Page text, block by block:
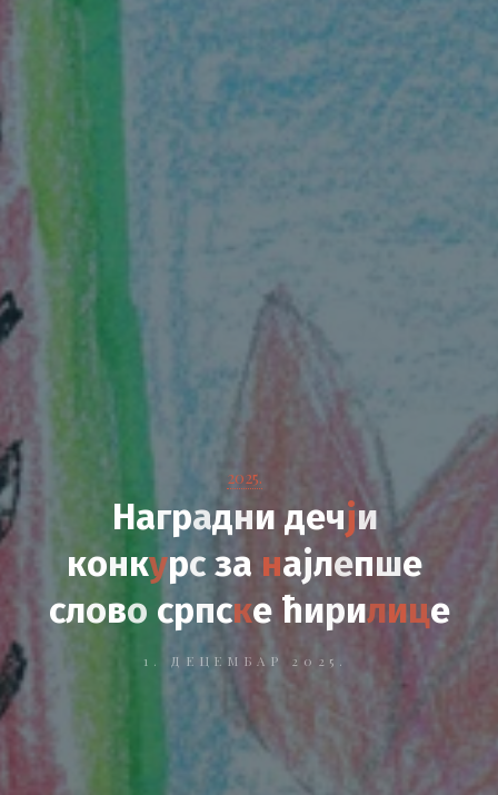
2025.
Наградни дечји
конкурс за најлепше
слово српске ћирилице
1. ДЕЦЕМБАР 2025.